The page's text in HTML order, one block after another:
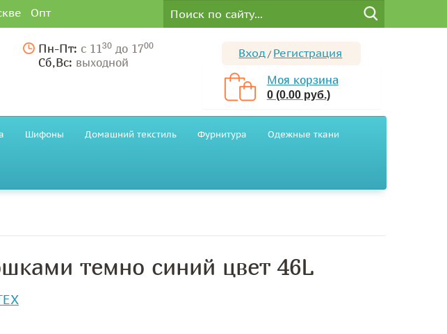
Опт
Пн-Пт: с 1130 до 1700
Сб,Вс: выходной
Вход / Регистрация
Моя корзина
0 (0.00 руб.)
Шифоны Домашний текстиль Фурнитура Одежные ткани
темно синий цвет 46L